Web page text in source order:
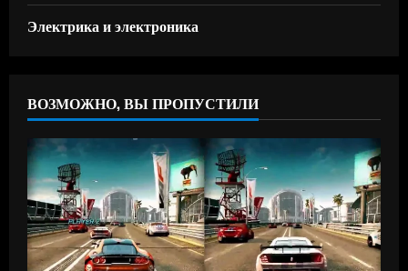
Электрика и электроника
ВОЗМОЖНО, ВЫ ПРОПУСТИЛИ